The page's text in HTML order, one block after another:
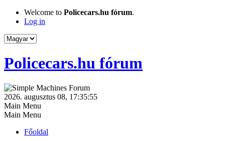
Welcome to Policecars.hu fórum.
Log in
Policecars.hu fórum
2026. augusztus 08, 17:35:55
Main Menu
Main Menu
Főoldal